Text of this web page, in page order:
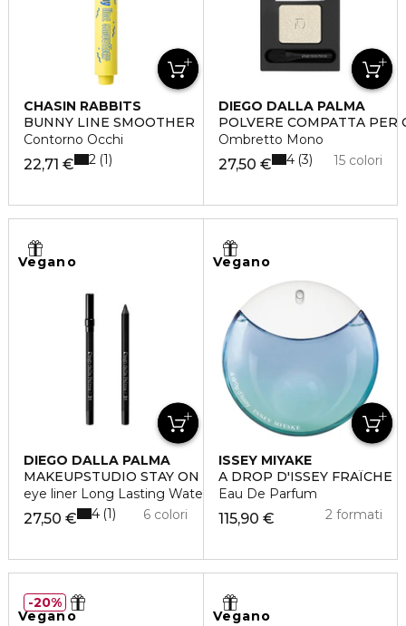
CHASIN RABBITS
BUNNY LINE SMOOTHER
Contorno Occhi
22,71 € 2 1
DIEGO DALLA PALMA
POLVERE COMPATTA PER
Ombretto Mono
27,50 € 15 colori
4 3
Vegano
DIEGO DALLA PALMA
MAKEUPSTUDIO STAY ON ME
eye liner Long Lasting Water resistant
27,50 € 6 colori
4 1
Vegano
ISSEY MIYAKE
A DROP D'ISSEY FRAÎCHE
Eau De Parfum
115,90 € 2 formati
Vegano
20%
Vegano